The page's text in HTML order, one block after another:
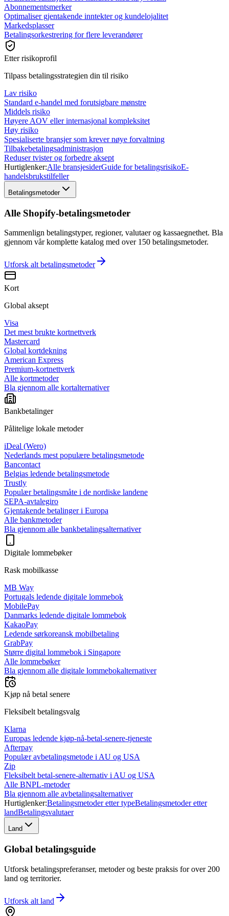
Abonnementsmerker
Optimaliser gjentakende inntekter og kundelojalitet
Markedsplasser
Betalingsorkestrering for flere leverandører
Etter risikoprofil
Tilpass betalingsstrategien din til risiko
Lav risiko
Standard e-handel med forutsigbare mønstre
Middels risiko
Høyere AOV eller internasjonal kompleksitet
Høy risiko
Spesialiserte bransjer som krever nøye forvaltning
Tilbakebetalingsadministrasjon
Reduser tvister og forbedre aksept
Hurtiglenker:Alle bransjesiderGuide for betalingsrisikoE-
handelsbrukstilfeller
Betalingsmetoder
Alle Shopify-betalingsmetoder
Sammenlign betalingstyper, regioner, valutaer og kassaegnethet. Bla
gjennom vår komplette katalog med over 150 betalingsmetoder.
Utforsk alt betalingsmetoder
Kort
Global aksept
Visa
Det mest brukte kortnettverk
Mastercard
Global kortdekning
American Express
Premium-kortnettverk
Alle kortmetoder
Bla gjennom alle kortalternativer
Bankbetalinger
Pålitelige lokale metoder
iDeal (Wero)
Nederlands mest populære betalingsmetode
Bancontact
Belgias ledende betalingsmetode
Trustly
Populær betalingsmåte i de nordiske landene
SEPA-avtalegiro
Gjentakende betalinger i Europa
Alle bankmetoder
Bla gjennom alle bankbetalingsalternativer
Digitale lommebøker
Rask mobilkasse
MB Way
Portugals ledende digitale lommebok
MobilePay
Danmarks ledende digitale lommebok
KakaoPay
Ledende sørkoreansk mobilbetaling
GrabPay
Større digital lommebok i Singapore
Alle lommebøker
Bla gjennom alle digitale lommebokalternativer
Kjøp nå betal senere
Fleksibelt betalingsvalg
Klarna
Europas ledende kjøp-nå-betal-senere-tjeneste
Afterpay
Populær avbetalingsmetode i AU og USA
Zip
Fleksibelt betal-senere-alternativ i AU og USA
Alle BNPL-metoder
Bla gjennom alle avbetalingsalternativer
Hurtiglenker:Betalingsmetoder etter typeBetalingsmetoder etter
landBetalingsvalutaer
Land
Global betalingsguide
Utforsk betalingspreferanser, metoder og beste praksis for over 200
land og territorier.
Utforsk alt land